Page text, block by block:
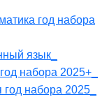
год набора
язык_
набора 2025+_
набора 2025_